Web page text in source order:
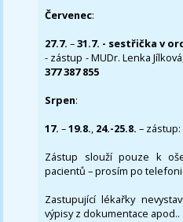
Červenec:
27.7.–31.7. - sestřička v
- zástup - MUDr. Lenka
377 387 855
Srpen:
17. –19.8., 24.-25.8. –
Zástup slouží pouze k
pacientů – prosím po
Zastupující lékařky
výpisy z dokumentace apod..